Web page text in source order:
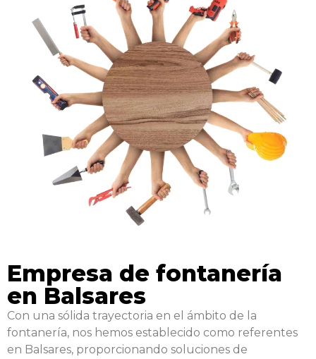
Empresa de fontanería
en Balsares
Con una sólida trayectoria en el ámbito de la
fontanería, nos hemos establecido como referentes
en Balsares, proporcionando soluciones de